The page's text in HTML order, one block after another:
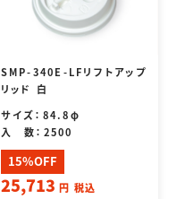
SMP-340E-LFリフトアップ
リッド 白
サイズ：84.8φ
入 数：2500
15%OFF
25,713 円 税込